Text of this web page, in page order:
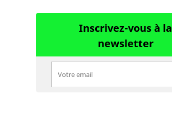
Inscrivez-vous à la
newsletter